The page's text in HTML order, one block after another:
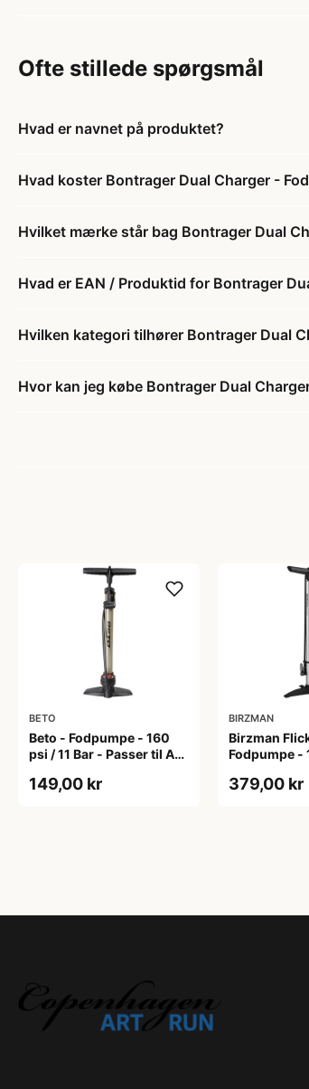
Ofte stillede spørgsmål
Hvad er navnet på produktet?
Hvad koster Bontrager Dual Charger -
Hvilket mærke står bag Bontrager Dual
Hvad er EAN / Produktid for Bontrager
Hvilken kategori tilhører Bontrager Dual
Hvor kan jeg købe Bontrager Dual
BETO
Beto - Fodpumpe - 160
psi / 11 Bar - Passer til AV,
149,00 kr
BIRZMAN
Birzman
Fodpumpe -
379,00 kr